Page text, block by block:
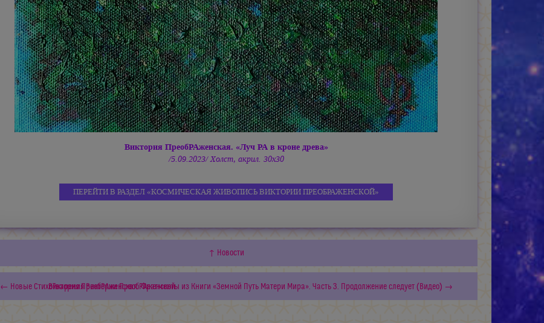
Виктория ПреобРАженская. «Луч РА в кроне древа»
/5.09.2023/ Холст, акрил. 30х30
ПЕРЕЙТИ В РАЗДЕЛ «КОСМИЧЕСКАЯ ЖИВОПИСЬ ВИКТОРИИ ПРЕОБРАЖЕНСКОЙ»
↑ Новости
← Новые СтихоТварения Виктории ПреобРАженской
Виктория ПреобРАженская. Фрагменты из Книги «Земной Путь Матери Мира». Часть 3. Продолжение следует (Видео) →